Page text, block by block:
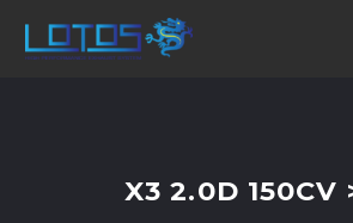
X3 2.0D 150CV